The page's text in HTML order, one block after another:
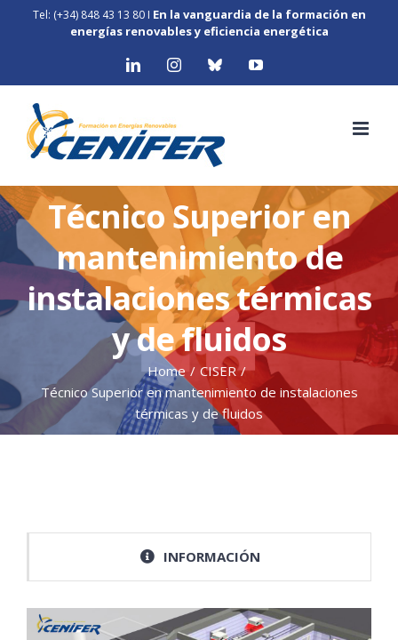
Tel: (+34) 848 43 13 80I En la vanguardia de la formación en
energías renovables y eficiencia energética
LinkedInInstagramBluesky YouTube
Técnico Superior en
mantenimiento de
instalaciones térmicas
y de fluidos
Home / CISER /
Técnico Superior en mantenimiento de instalaciones
térmicas y de fluidos
INFORMACIÓN